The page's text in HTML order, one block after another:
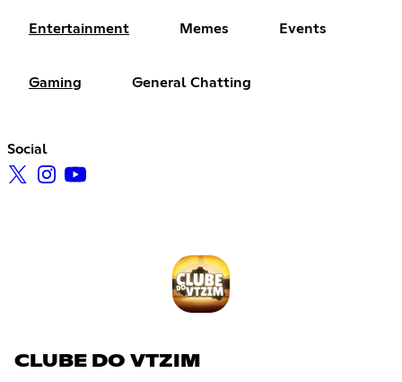
Entertainment Memes Events
Gaming General Chatting
Social
CLUBE DO VTZIM